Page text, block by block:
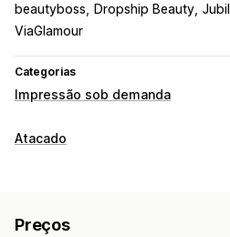
beautyboss Dropship Beauty
ViaGlamour
Categorias
Impressão sob demanda
Personalização de produto
Produtos
Atacado
Descontos por volume
Preços